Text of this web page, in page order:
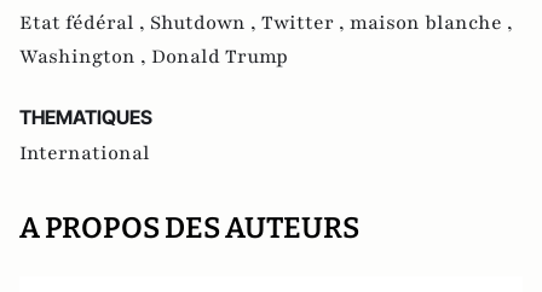
Etat fédéral , Shutdown , Twitter , maison blanche ,
Washington , Donald Trump
THEMATIQUES
International
A PROPOS DES AUTEURS